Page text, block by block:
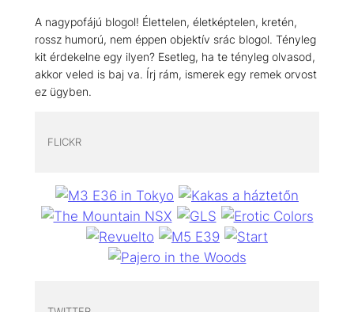
A nagypofájú blogol! Élettelen, életképtelen, kretén,
rossz humorú, nem éppen objektív srác blogol. Tényleg
kit érdekelne egy ilyen? Esetleg, ha te tényleg olvasod,
akkor veled is baj va. Írj rám, ismerek egy remek orvost
ez ügyben.
FLICKR